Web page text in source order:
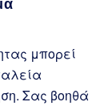
μπορεί
Σας βοηθά